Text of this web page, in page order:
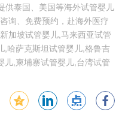
供泰国、美国等海外试管婴儿
询、免费预约，赴海外医疗
加坡试管婴儿,马来西亚试管
,哈萨克斯坦试管婴儿,格鲁吉
儿,柬埔寨试管婴儿,台湾试管